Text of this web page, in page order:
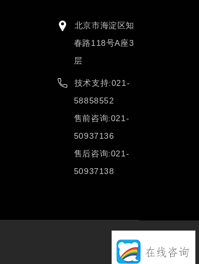
北京市海淀区知
春路118号A座3
层
技术支持:021-
58858552
售前咨询:021-
50937136
售后咨询:021-
50937138